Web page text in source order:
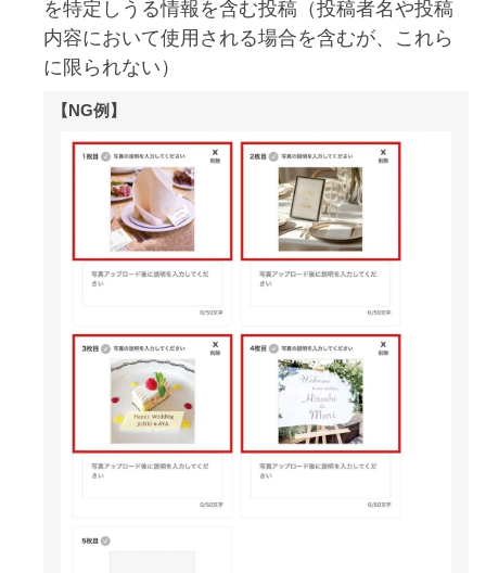
を特定しうる情報を含む投稿（投稿者名や投稿
内容において使用される場合を含むが、これら
に限られない）
【NG例】